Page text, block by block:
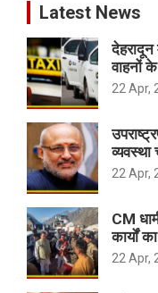
Latest News
वाहनों
22 Apr,
22 Apr,
CM
कार्यों
22 Apr,